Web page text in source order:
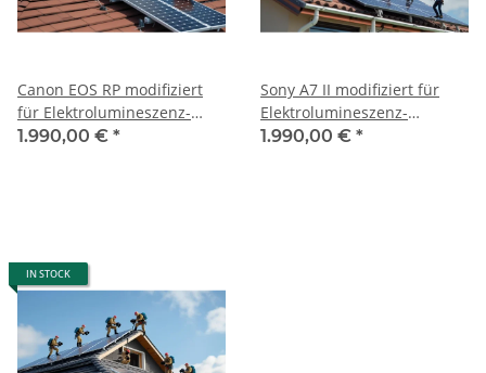
Canon EOS RP modifiziert
für Elektrolumineszenz-
Verfahren Photovoltaik
1.990,00 € *
Sony A7 II modifiziert für
Elektrolumineszenz-
Verfahren Photovoltaik
1.990,00 € *
IN STOCK